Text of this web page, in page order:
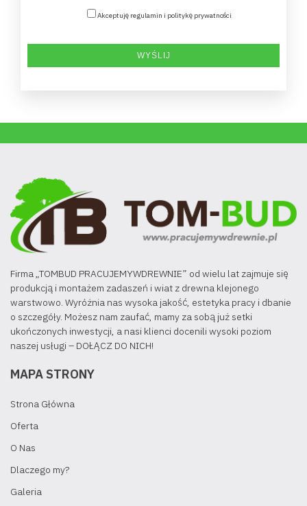
Akceptuję regulamin i politykę prywatności
Firma „TOMBUD PRACUJEMYWDREWNIE” od wielu lat zajmuje się
produkcją i montażem zadaszeń i wiat z drewna klejonego
warstwowo. Wyróżnia nas wysoka jakość, estetyka pracy i dbanie
o szczegóły. Możesz nam zaufać, mamy za sobą już setki
ukończonych inwestycji, a nasi klienci docenili wysoki poziom
naszej usługi – DOŁĄCZ DO NICH!
MAPA STRONY
Strona Główna
Oferta
O Nas
Dlaczego my?
Galeria